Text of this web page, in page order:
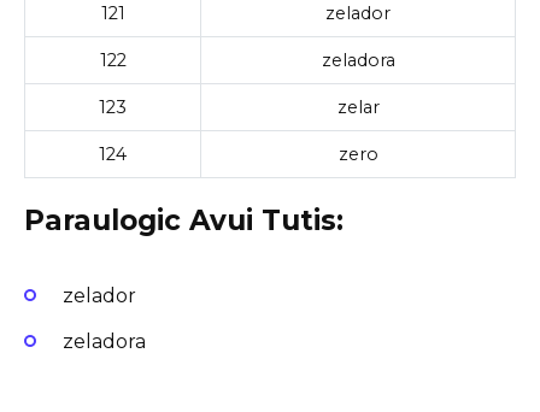
121 zelador
122 zeladora
123 zelar
124 zero
Paraulogic Avui Tutis:
zelador
zeladora